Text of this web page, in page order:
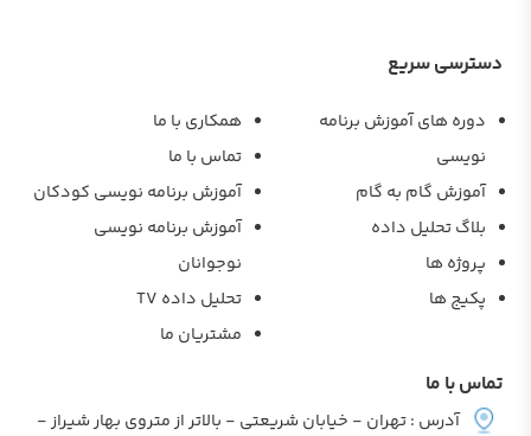
دسترسی سریع
دوره های آموزش برنامه
نویسی
آموزش گام به گام
بلاگ تحلیل داده
پروژه ها
پکیج ها
همکاری با ما
تماس با ما
آموزش برنامه نویسی کودکان
آموزش برنامه نویسی
نوجوانان
تحلیل داده TV
مشتریان ما
تماس با ما
آدرس : تهران - خیابان شریعتی - بالاتر از متروی بهار شیراز -